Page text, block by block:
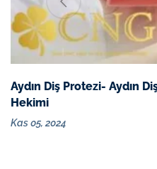
Aydın Diş Protezi- Aydın
Hekimi
Kas 05, 2024